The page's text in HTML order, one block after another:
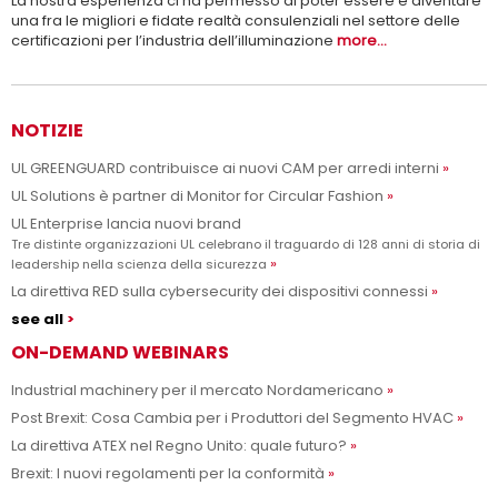
una fra le migliori e fidate realtà consulenziali nel settore delle
certificazioni per l’industria dell’illuminazione more...
NOTIZIE
UL GREENGUARD contribuisce ai nuovi CAM per arredi interni
UL Solutions è partner di Monitor for Circular Fashion
UL Enterprise lancia nuovi brand
Tre distinte organizzazioni UL celebrano il traguardo di 128 anni di storia di
leadership nella scienza della sicurezza
La direttiva RED sulla cybersecurity dei dispositivi connessi
see all
ON-DEMAND WEBINARS
Industrial machinery per il mercato Nordamericano
Post Brexit: Cosa Cambia per i Produttori del Segmento HVAC
La direttiva ATEX nel Regno Unito: quale futuro?
Brexit: I nuovi regolamenti per la conformità